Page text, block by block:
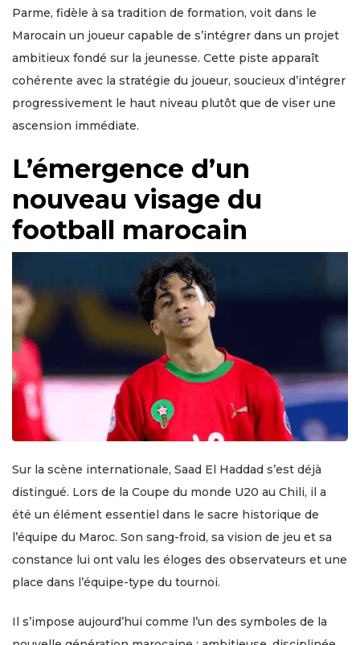
Parme, fidèle à sa tradition de formation, voit dans le
Marocain un joueur capable de s’intégrer dans un projet
ambitieux fondé sur la jeunesse. Cette piste apparaît
cohérente avec la stratégie du joueur, soucieux d’intégrer
progressivement le haut niveau plutôt que de viser une
ascension immédiate.
L’émergence d’un
nouveau visage du
football marocain
Sur la scène internationale, Saad El Haddad s’est déjà
distingué. Lors de la Coupe du monde U20 au Chili, il a
été un élément essentiel dans le sacre historique de
l’équipe du Maroc. Son sang-froid, sa vision de jeu et sa
constance lui ont valu les éloges des observateurs et une
place dans l’équipe-type du tournoi.
Il s’impose aujourd’hui comme l’un des symboles de la